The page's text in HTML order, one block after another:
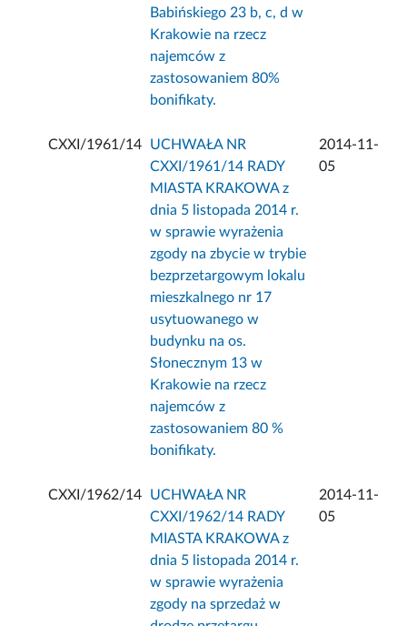
Babińskiego 23 b, c, d w
Krakowie na rzecz
najemców z
zastosowaniem 80%
bonifikaty.
CXXI/1961/14
UCHWAŁA NR
CXXI/1961/14 RADY
MIASTA KRAKOWA z
dnia 5 listopada 2014 r.
w sprawie wyrażenia
zgody na zbycie w trybie
bezprzetargowym lokalu
mieszkalnego nr 17
usytuowanego w
budynku na os.
Słonecznym 13 w
Krakowie na rzecz
najemców z
zastosowaniem 80 %
bonifikaty.
2014-11-
05
CXXI/1962/14
UCHWAŁA NR
CXXI/1962/14 RADY
MIASTA KRAKOWA z
dnia 5 listopada 2014 r.
w sprawie wyrażenia
zgody na sprzedaż w
2014-11-
05